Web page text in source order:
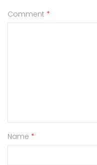
Comment *
Name *